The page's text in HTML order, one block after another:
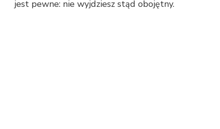
jest pewne: nie wyjdziesz stąd obojętny.